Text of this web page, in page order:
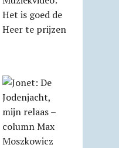
Het is goed de
Heer te prijzen